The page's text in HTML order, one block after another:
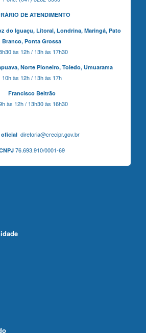
DE ATENDIMENTO
do Iguaçu, Litoral, Londrina, Maringá, Pato
Branco, Ponta Grossa
às 12h / 13h às 17h30
Norte Pioneiro, Toledo, Umuarama
10h às 12h / 13h às 17h
Francisco Beltrão
às 12h / 13h30 às 16h30
oficialdiretoria@crecipr.gov.br
76.693.910/0001-69